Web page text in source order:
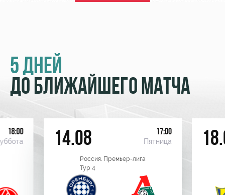
5 ДНЕЙ
ДО БЛИЖАЙШЕГО МАТЧА
18:00 14.08 17:00
Пятница
Россия. Премьер-лига
Тур 4